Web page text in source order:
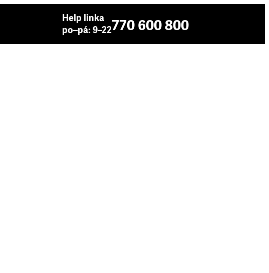
Help linka
po–pá: 9–22770 600 800